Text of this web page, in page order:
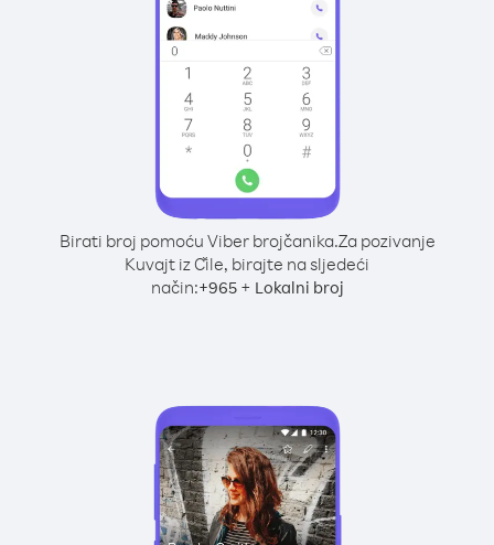
Birati broj pomoću Viber brojčanika.Za pozivanje
Kuvajt iz Čile, birajte na sljedeći
način:+965+ Lokalni broj